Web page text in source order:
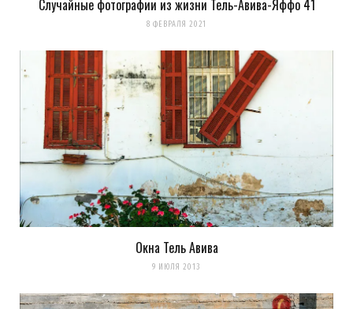
Случайные фотографии из жизни Тель-Авива-Яффо 41
8 ФЕВРАЛЯ 2021
Окна Тель Авива
9 ИЮЛЯ 2013